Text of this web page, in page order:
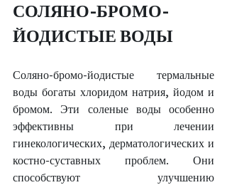
СОЛЯНО-БРОМО-
ЙОДИСТЫЕ ВОДЫ
Соляно-бромо-йодистые термальные
воды богаты хлоридом натрия, йодом и
бромом. Эти соленые воды особенно
эффективны при лечении
гинекологических, дерматологических и
костно-суставных проблем. Они
способствуют улучшению